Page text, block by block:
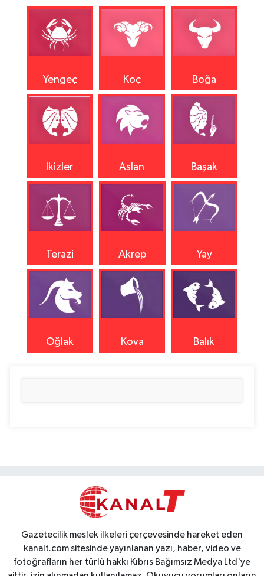
Yengeç Koç Boğa
İkizler Aslan Başak
Terazi Akrep Yay
Oğlak Kova Balık
Gazetecilik meslek ilkeleri çerçevesinde hareket eden
kanalt.com sitesinde yayınlanan yazı, haber, video ve
fotoğrafların her türlü hakkı Kıbrıs Bağımsız Medya Ltd'ye